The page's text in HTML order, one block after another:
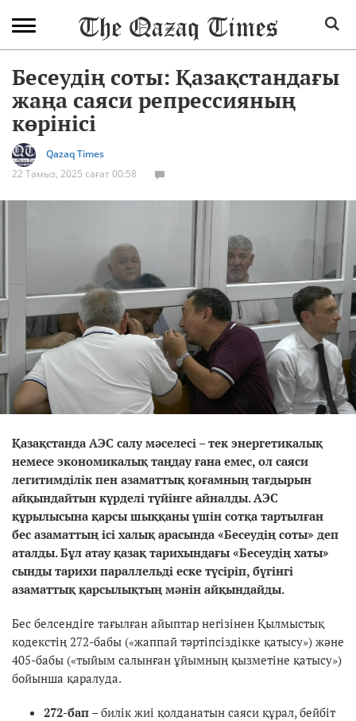
Бесеудің соты: Қазақстандағы
жаңа саяси репрессияның
көрінісі
Qazaq Times
22 Тамыз, 2025 сағат 00:58
Қазақстанда АЭС салу мәселесі – тек энергетикалық
немесе экономикалық таңдау ғана емес, ол саяси
легитимділік пен азаматтық қоғамның тағдырын
айқындайтын күрделі түйінге айналды. АЭС
құрылысына қарсы шыққаны үшін сотқа тартылған
бес азаматтың ісі халық арасында «Бесеудің соты» деп
аталды. Бұл атау қазақ тарихындағы «Бесеудің хаты»
сынды тарихи параллельді еске түсіріп, бүгінгі
азаматтық қарсылықтың мәнін айқындайды.
Бес белсендіге тағылған айыптар негізінен Қылмыстық
кодекстің 272-бабы («жаппай тәртіпсіздікке қатысу») және
405-бабы («тыйым салынған ұйымның қызметіне қатысу»)
бойынша қаралуда.
272-бап – билік жиі қолданатын саяси құрал, бейбіт